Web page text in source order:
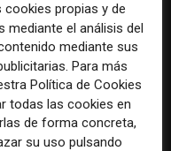
como nueva
la estrategia de los
para conquistar
a ciudad
propias y de
mediante el análisis del
mediante sus
Para más
Política de Cookies
todas las cookies en
de forma concreta,
su uso pulsando